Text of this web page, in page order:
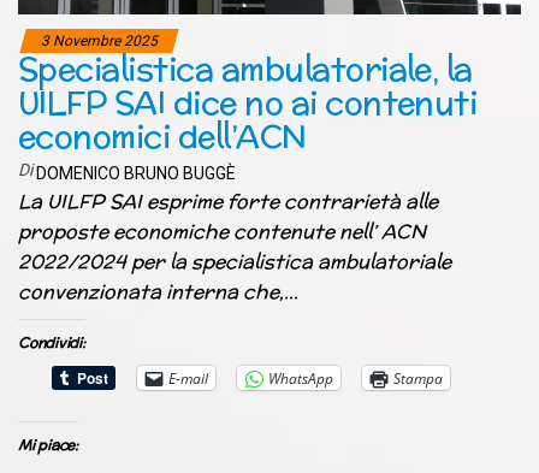
3 Novembre 2025
Specialistica ambulatoriale, la
UILFP SAI dice no ai contenuti
economici dell’ACN
Di DOMENICO BRUNO BUGGÈ
La UILFP SAI esprime forte contrarietà alle
proposte economiche contenute nell’ ACN
2022/2024 per la specialistica ambulatoriale
convenzionata interna che,…
Condividi:
E-mail
WhatsApp Stampa
Mi piace: